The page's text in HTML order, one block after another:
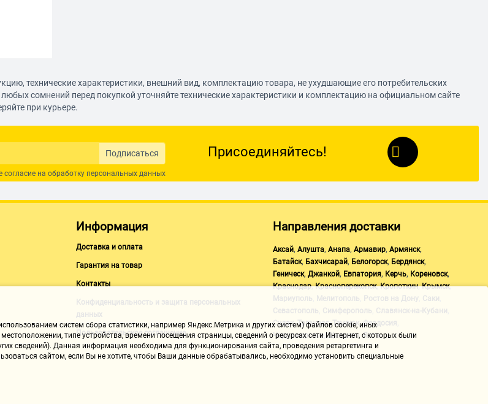
технические характеристики, внешний вид, комплектацию товара, не ухудшающие его потребительских
сомнений перед покупкой уточняйте технические характеристики и комплектацию на официальном сайте
при курьере.
Подписаться
согласие на обработку персональных данных
Присоединяйтесь!
Информация
Доставка и оплата
Гарантия на товар
Контакты
Конфиденциальность и защита персональных
данных
Пользовательское соглашение
Направления доставки
Аксай, Алушта, Анапа, Армавир, Армянск,
Батайск, Бахчисарай, Белогорск, Бердянск,
Геническ, Джанкой, Евпатория, Керчь, Кореновск,
Краснодар,Красноперекопск,Кропоткин,Крымск,
Мариуполь Мелитополь Ростов на Дону Саки
Севастополь Симферополь Славянск-на-Кубани
Судак,Таганрог,Темрюк,Феодосия
Черноморское ,Щелкино,Ялта
систем сбора статистики, например Яндекс.Метрика и других систем) файлов cookie, иных
типе устройства, времени посещения страницы, сведений о ресурсах сети Интернет, с которых были
сведений). Данная информация необходима для функционирования сайта, проведения ретаргетинга и
сайтом, если Вы не хотите, чтобы Ваши данные обрабатывались, необходимо установить специальные